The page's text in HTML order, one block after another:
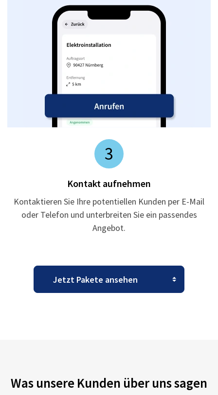
3
Kontakt aufnehmen
Kontaktieren Sie Ihre potentiellen Kunden per E-Mail
oder Telefon und unterbreiten Sie ein passendes
Angebot.
Was unsere Kunden über uns sagen